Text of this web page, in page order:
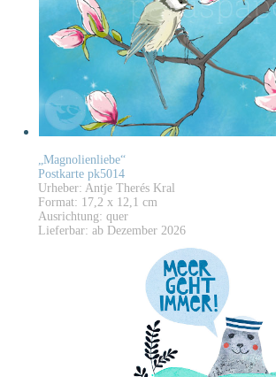
„Magnolienliebe“
Postkarte pk5014
Urheber: Antje Therés Kral
Format: 17,2 x 12,1 cm
Ausrichtung: quer
Lieferbar: ab Dezember 2026